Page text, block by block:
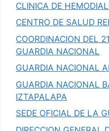
CLINICA DE
CENTRO DE SALUD
COORDINACION DEL
GUARDIA NACIONAL
GUARDIA NACIONAL
GUARDIA NACIONAL
IZTAPALAPA
SEDE OFICIAL DE LA